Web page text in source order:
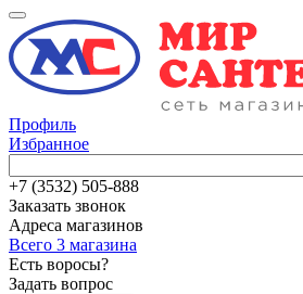
Профиль
Избранное
+7 (3532) 505-888
Заказать звонок
Адреса магазинов
Всего 3 магазина
Есть воросы?
Задать вопрос